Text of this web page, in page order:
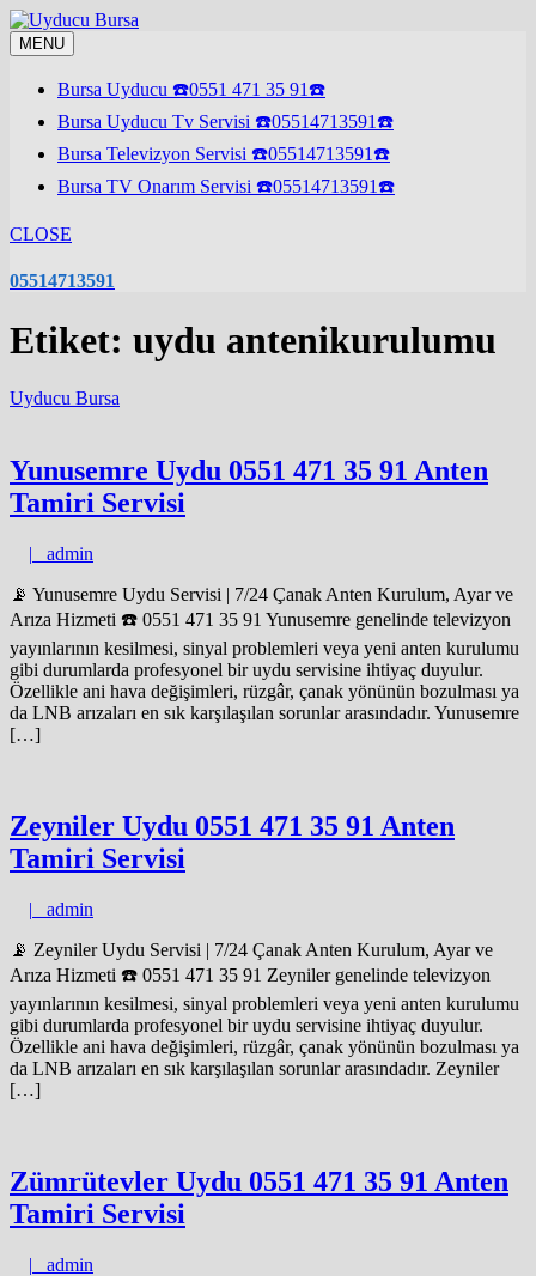
Skip
to
content
MENU
Bursa Uyducu ☎️0551 471 35 91☎️
Bursa Uyducu Tv Servisi ☎️05514713591☎️
Bursa Televizyon Servisi ☎️05514713591☎️
Bursa TV Onarım Servisi ☎️05514713591☎️
CLOSE
05514713591
Etiket: uydu antenikurulumu
Uyducu Bursa
Yunusemre Uydu 0551 471 35 91 Anten
Tamiri Servisi
| admin
📡 Yunusemre Uydu Servisi | 7/24 Çanak Anten Kurulum, Ayar ve
Arıza Hizmeti ☎️ 0551 471 35 91 Yunusemre genelinde televizyon
yayınlarının kesilmesi, sinyal problemleri veya yeni anten kurulumu
gibi durumlarda profesyonel bir uydu servisine ihtiyaç duyulur.
Özellikle ani hava değişimleri, rüzgâr, çanak yönünün bozulması ya
da LNB arızaları en sık karşılaşılan sorunlar arasındadır. Yunusemre
[…]
Zeyniler Uydu 0551 471 35 91 Anten
Tamiri Servisi
| admin
📡 Zeyniler Uydu Servisi | 7/24 Çanak Anten Kurulum, Ayar ve
Arıza Hizmeti ☎️ 0551 471 35 91 Zeyniler genelinde televizyon
yayınlarının kesilmesi, sinyal problemleri veya yeni anten kurulumu
gibi durumlarda profesyonel bir uydu servisine ihtiyaç duyulur.
Özellikle ani hava değişimleri, rüzgâr, çanak yönünün bozulması ya
da LNB arızaları en sık karşılaşılan sorunlar arasındadır. Zeyniler
[…]
Zümrütevler Uydu 0551 471 35 91 Anten
Tamiri Servisi
| admin